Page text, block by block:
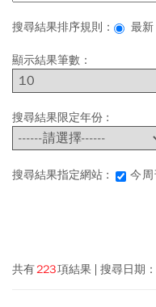
搜尋結果排序規則： 最新
顯示結果筆數：
搜尋結果限定年份 :
搜尋結果指定網站 : 今周
共有223項結果 搜尋日期：